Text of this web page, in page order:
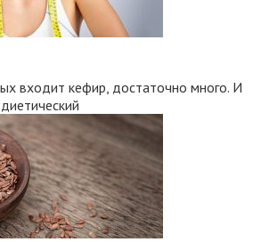
входит кефир, достаточно много. И